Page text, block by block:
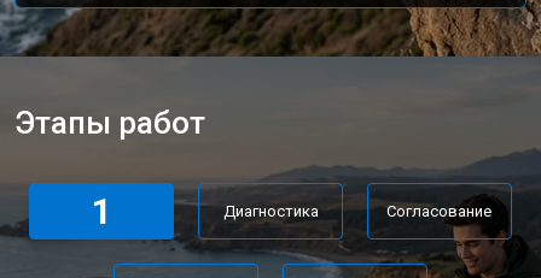
Этапы работ
1 Диагностика Согласование